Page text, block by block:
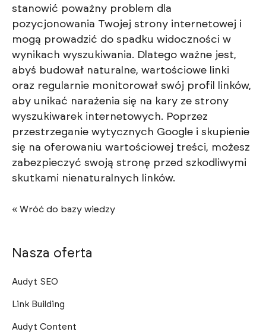
stanowić poważny problem dla
pozycjonowania Twojej strony internetowej i
mogą prowadzić do spadku widoczności w
wynikach wyszukiwania. Dlatego ważne jest,
abyś budował naturalne, wartościowe linki
oraz regularnie monitorował swój profil linków,
aby unikać narażenia się na kary ze strony
wyszukiwarek internetowych. Poprzez
przestrzeganie wytycznych Google i skupienie
się na oferowaniu wartościowej treści, możesz
zabezpieczyć swoją stronę przed szkodliwymi
skutkami nienaturalnych linków.
« Wróć do bazy wiedzy
Nasza oferta
Audyt SEO
Link Building
Audyt Content